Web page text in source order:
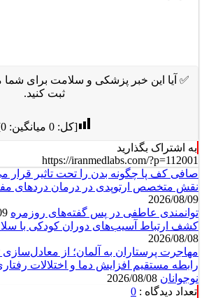
✅ آیا این خبر پزشکی و سلامت برای شما
ثبت کنید.
[کل:0 میانگین:0
به اشتراک بگذارید
https://iranmedlabs.com/?p=112001
صافی کف پا چگونه بدن را تحت تاثیر قرار
نقش متخصص ارتوپدی در درمان دردهای
2026/08/09
توانمندی عاطفی در پس گفته‌های روزمره
کشف ارتباط آسیب‌های دوران کودکی با
2026/08/08
مهاجرت پرستاران به آلمان؛ از معادل‌سازی
رابطه مستقیم افزایش دما و اختلالات
نوجوانان
تعداد دیدگاه : 0